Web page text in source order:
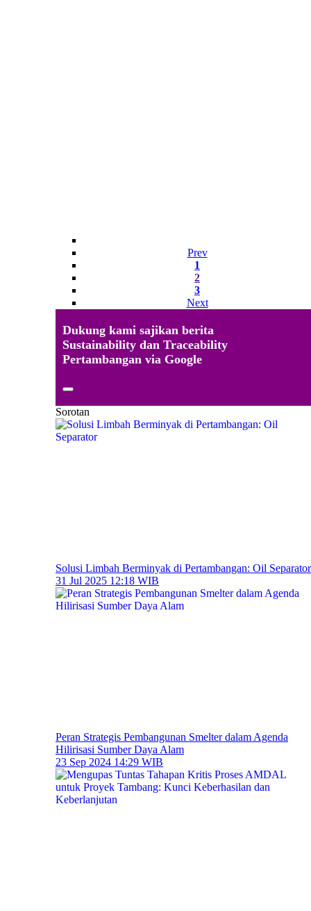
Prev
1
2
3
Next
Dukung kami sajikan berita
Sustainability dan Traceability
Pertambangan via Google
Sorotan
Solusi Limbah Berminyak di Pertambangan: Oil Separator
31 Jul 2025 12:18 WIB
Peran Strategis Pembangunan Smelter dalam Agenda
Hilirisasi Sumber Daya Alam
23 Sep 2024 14:29 WIB